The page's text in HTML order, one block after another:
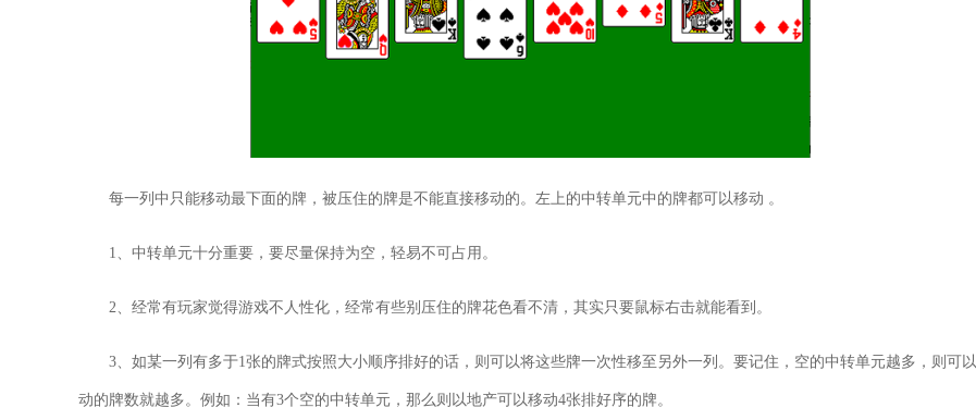
每一列中只能移动最下面的牌，被压住的牌是不能直接移动的。左上的中转单元中的牌都可以移动 。
1、中转单元十分重要，要尽量保持为空，轻易不可占用。
2、经常有玩家觉得游戏不人性化，经常有些别压住的牌花色看不清，其实只要鼠标右击就能看到。
3、如某一列有多于1张的牌式按照大小顺序排好的话，则可以将这些牌一次性移至另外一列。要记住，空的中转单元越多，则可以
动的牌数就越多。例如：当有3个空的中转单元，那么则以地产可以移动4张排好序的牌。